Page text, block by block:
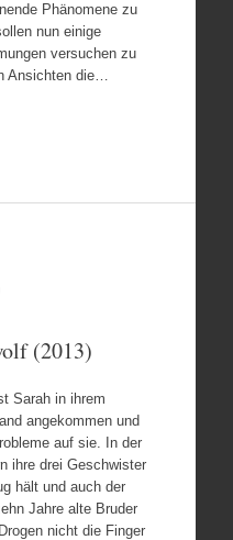
Phänomene zu
nun einige
versuchen zu
Ansichten die…
(2013)
Sarah in ihrem
angekommen und
auf sie. In der
ihre drei Geschwister
hält und auch der
Jahre alte Bruder
nicht die Finger